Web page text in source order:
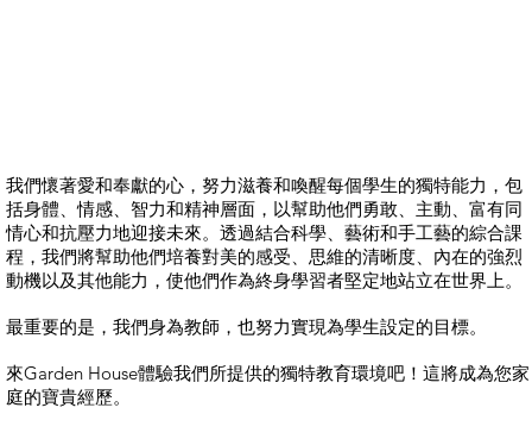
我們懷著愛和奉獻的心，努力滋養和喚醒每個學生的獨特能力，包
括身體、情感、智力和精神層面，以幫助他們勇敢、主動、富有同
情心和抗壓力地迎接未來。透過結合科學、藝術和手工藝的綜合課
程，我們將幫助他們培養對美的感受、思維的清晰度、內在的強烈
動機以及其他能力，使他們作為終身學習者堅定地站立在世界上。
最重要的是，我們身為教師，也努力實現為學生設定的目標。
來Garden House體驗我們所提供的獨特教育環境吧！這將成為您家
庭的寶貴經歷。